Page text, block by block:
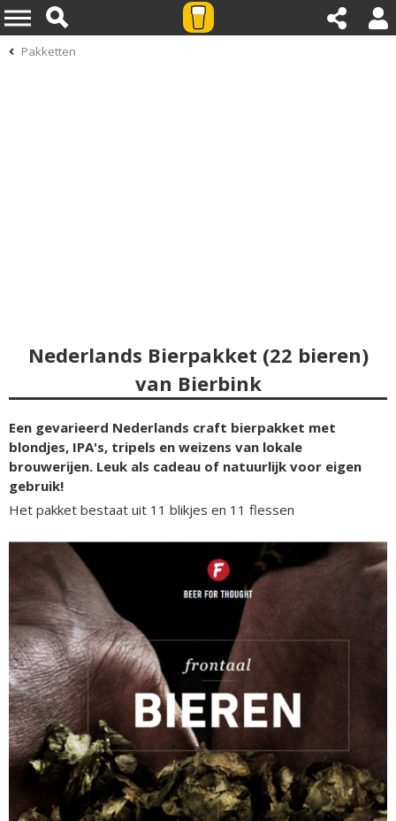
Pakketten
Nederlands Bierpakket (22 bieren)
van Bierbink
Een gevarieerd Nederlands craft bierpakket met
blondjes, IPA's, tripels en weizens van lokale
brouwerijen. Leuk als cadeau of natuurlijk voor eigen
gebruik!
Het pakket bestaat uit 11 blikjes en 11 flessen